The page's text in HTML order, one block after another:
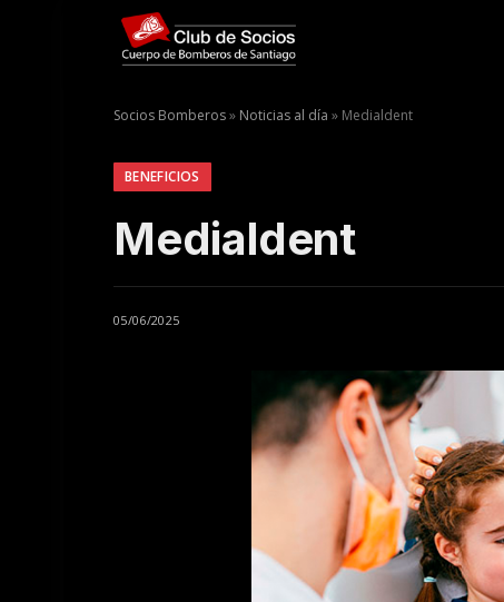
Socios Bomberos» Noticias al día » Medialdent
BENEFICIOS
Medialdent
05/06/2025